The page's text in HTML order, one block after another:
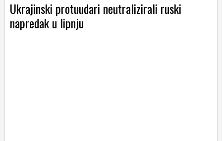
Ukrajinski protuudari neutralizirali ruski
napredak u lipnju